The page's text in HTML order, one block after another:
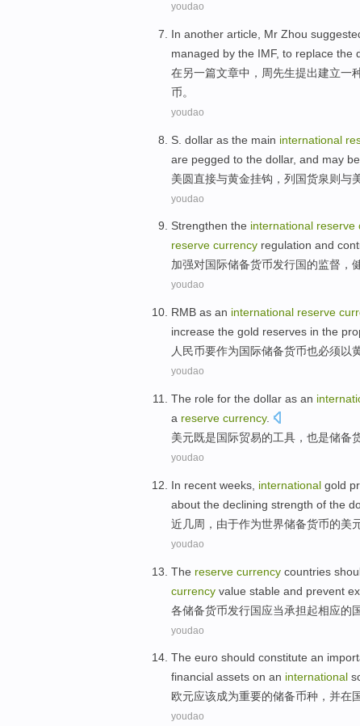
youdao
In another article Mr Zhou
managed by the IMF, to replace the
在另一篇文章中 ， 周先生提出建立一
币。
youdao
S. dollar as the main international
are pegged to the dollar, and may be
美圆直接与黄金挂钩 ，列国货泉则与
youdao
Strengthen the international reserve
reserve currency regulation and
加强对国际储备货币发行国的监督 ，
youdao
RMB as an international reserve
increase the gold reserves in the
人民币要作为国际储备货币也必须以
youdao
The role for the dollar as an
a reserve currency.
美元既是国际贸易的工具 ，也是储备
youdao
In recent weeks international gold
about the declining strength of the
近 几周 ， 由于作为世界储备货币的美
youdao
The reserve currency countries
currency value stable and prevent
各储备货币发行国应当承担起相应的
youdao
The euro should constitute an
financial assets on an international
欧元应该成为重要的储备币种 ， 并在
youdao